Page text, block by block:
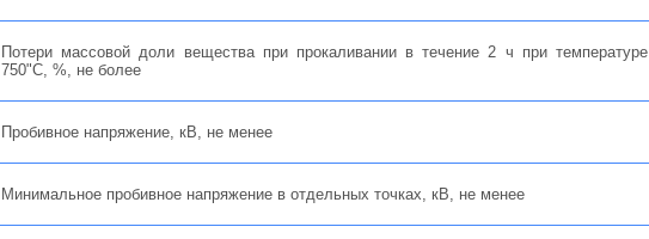
Потери массовой доли вещества при прокаливании в течение 2 ч при температуре
750"С, %, не более
Пробивное напряжение, кВ, не менее
Минимальное пробивное напряжение в отдельных точках, кВ, не менее